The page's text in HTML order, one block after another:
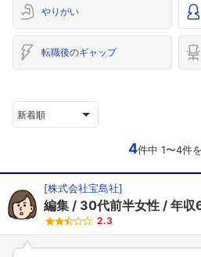
やりがい
転職後のギャップ
新着順
4件中 1〜4件
[株式会社宝島社]
編集 30代前半女性 年収
2.3